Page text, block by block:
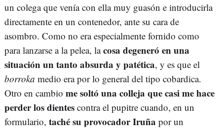
un colega que venía con ella muy guasón e introducirla
directamente en un contenedor, ante su cara de
asombro. Como no era especialmente fornido como
para lanzarse a la pelea, lacosa degeneró en una
situación un tanto absurda y patética, y es que el
borroka medio era por lo general del tipo cobardica.
Otro en cambio me soltó una colleja que casi me hace
perder los dientes contra el pupitre cuando, en un
formulario, taché su provocador Iruña por un